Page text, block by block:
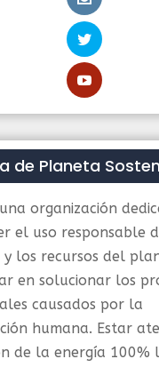
de Planeta
organización
el uso responsable
y los recursos del
en solucionar los
causados por la
humana. Estar
de la energía 100%